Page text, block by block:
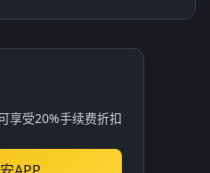
享受20%手续费折扣